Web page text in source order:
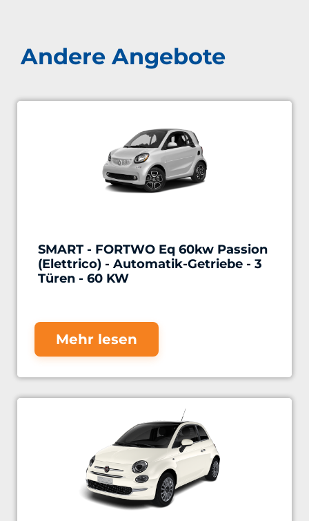
Andere Angebote
SMART - FORTWO Eq 60kw Passion
(Elettrico) - Automatik-Getriebe - 3
Türen - 60 KW
Mehr lesen